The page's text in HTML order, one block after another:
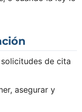
de cita
asegurar y